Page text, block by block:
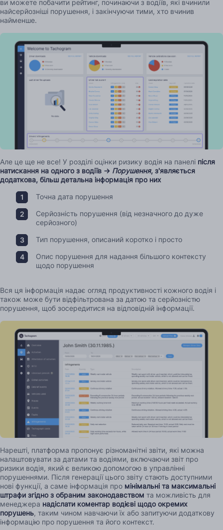
ви можете побачити рейтинг, починаючи з водіїв, які вчинили
найсерйозніші порушення, і закінчуючи тими, хто вчинив
найменше.
Але це ще не все! У розділі оцінки ризику водія на панелі після
натискання на одного з водіїв → Порушення, з'являється
додаткова, більш детальна інформація про них
Точна дата порушення
Серйозність порушення (від незначного до дуже
серйозного)
Тип порушення, описаний коротко і просто
Опис порушення для надання більшого контексту
щодо порушення
Вся ця інформація надає огляд продуктивності кожного водія і
також може бути відфільтрована за датою та серйозністю
порушення, щоб зосередитися на відповідній інформації.
Нарешті, платформа пропонує різноманітні звіти, які можна
налаштовувати за датами та водіями, включаючи звіт про
ризики водія, який є великою допомогою в управлінні
порушеннями. Після генерації цього звіту стають доступними
нові функції, а саме інформація про мінімальні та максимальні
штрафи згідно з обраним законодавством та можливість для
менеджера надіслати коментар водієві щодо окремих
порушень, таким чином навчаючи їх або запитуючи додаткову
інформацію про порушення та його контекст.